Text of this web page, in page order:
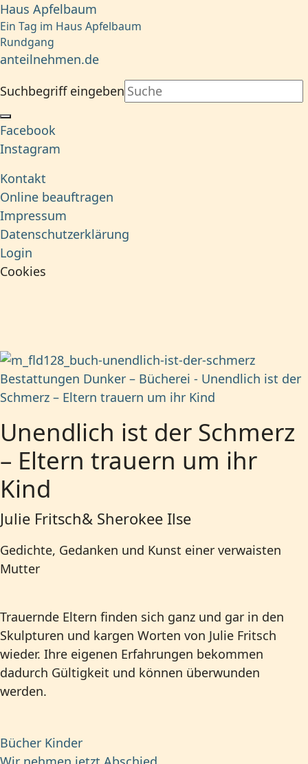
Haus Apfelbaum
Ein Tag im Haus Apfelbaum
Rundgang
anteilnehmen.de
Suchbegriff eingeben
Facebook
Instagram
Kontakt
Online beauftragen
Impressum
Datenschutzerklärung
Login
Cookies
Unendlich ist der Schmerz
– Eltern trauern um ihr
Kind
Julie Fritsch& Sherokee Ilse
Gedichte, Gedanken und Kunst einer verwaisten
Mutter
Trauernde Eltern finden sich ganz und gar in den
Skulpturen und kargen Worten von Julie Fritsch
wieder. Ihre eigenen Erfahrungen bekommen
dadurch Gültigkeit und können überwunden
werden.
Bücher Kinder